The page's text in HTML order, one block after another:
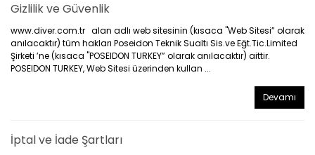
Gizlilik ve Güvenlik
www.diver.com.tr alan adlı web sitesinin (kısaca "Web Sitesi” olarak
anılacaktır) tüm hakları Poseidon Teknik Sualtı Sis.ve Eğt.Tic.Limited
Şirketi ’ne (kısaca "POSEIDON TURKEY” olarak anılacaktır) aittir.
POSEIDON TURKEY, Web Sitesi üzerinden kullan ...
Devamı
İptal ve İade Şartları